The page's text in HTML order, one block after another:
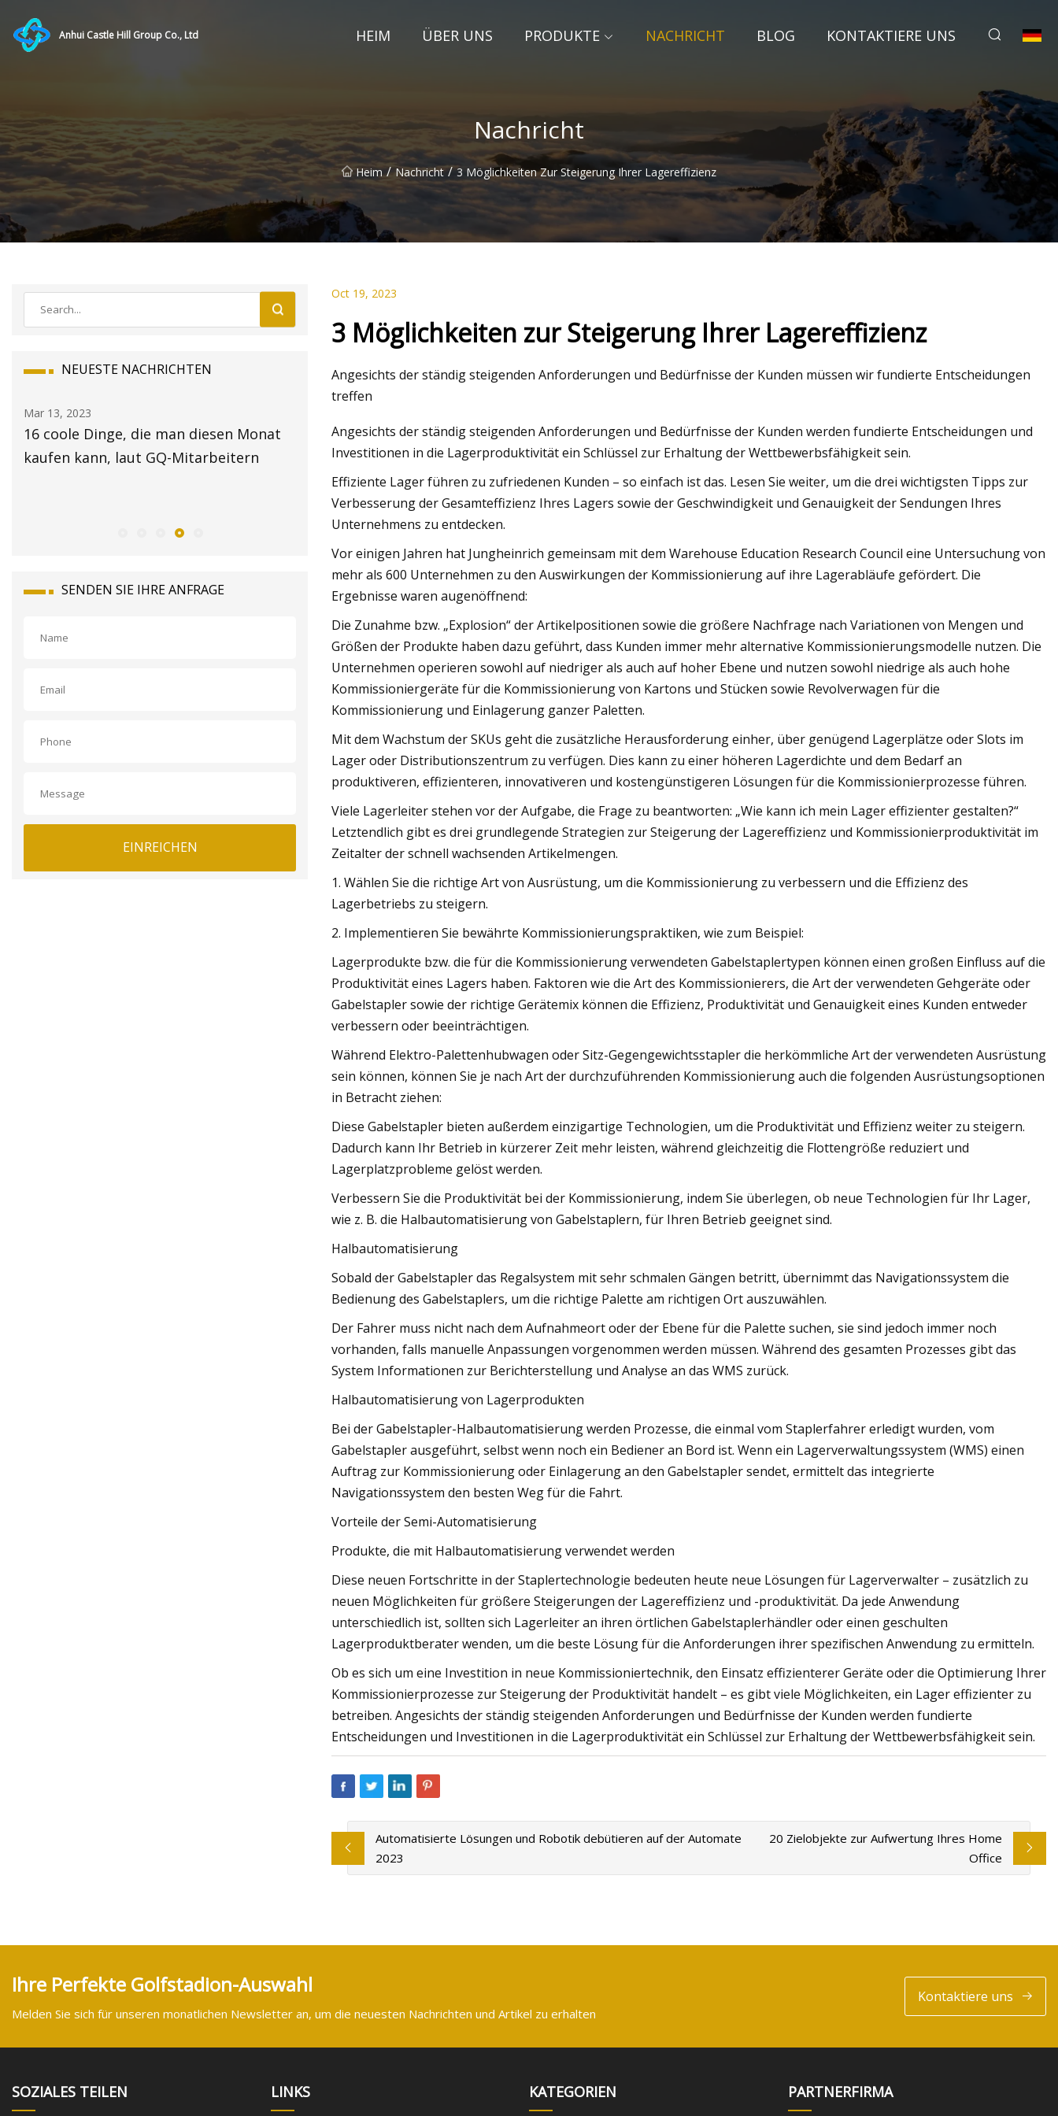
Anhui Castle Hill Group Co., Ltd HEIM ÜBER UNS PRODUKTE NACHRICHT BLOG KONTAKTIERE UNS
Nachricht
Heim / Nachricht / 3 Möglichkeiten Zur Steigerung Ihrer Lagereffizienz
NEUESTE NACHRICHTEN
13, 2023
coole Dinge, die man diesen Monat
kann, laut GQ-Mitarbeitern
Inspektionsberichte aus Montgomery
County: Kakerlaken auf Leimfalle
gefunden, Kisten mit Lebensmitteln auf
dem Boden gefunden,
Thom Nickels: Die seltsame Welt der
Signierstunden in Philadelphia
SENDEN SIE IHRE ANFRAGE
EINREICHEN
Oct 19, 2023
3 Möglichkeiten zur Steigerung Ihrer Lagereffizienz
Angesichts der ständig steigenden Anforderungen und Bedürfnisse der Kunden müssen wir fundierte Entscheidungen
treffen
Angesichts der ständig steigenden Anforderungen und Bedürfnisse der Kunden werden fundierte Entscheidungen und
Investitionen in die Lagerproduktivität ein Schlüssel zur Erhaltung der Wettbewerbsfähigkeit sein.
Effiziente Lager führen zu zufriedenen Kunden – so einfach ist das. Lesen Sie weiter, um die drei wichtigsten Tipps zur
Verbesserung der Gesamteffizienz Ihres Lagers sowie der Geschwindigkeit und Genauigkeit der Sendungen Ihres
Unternehmens zu entdecken.
Vor einigen Jahren hat Jungheinrich gemeinsam mit dem Warehouse Education Research Council eine Untersuchung von
mehr als 600 Unternehmen zu den Auswirkungen der Kommissionierung auf ihre Lagerabläufe gefördert. Die
Ergebnisse waren augenöffnend:
Die Zunahme bzw. „Explosion“ der Artikelpositionen sowie die größere Nachfrage nach Variationen von Mengen und
Größen der Produkte haben dazu geführt, dass Kunden immer mehr alternative Kommissionierungsmodelle nutzen. Die
Unternehmen operieren sowohl auf niedriger als auch auf hoher Ebene und nutzen sowohl niedrige als auch hohe
Kommissioniergeräte für die Kommissionierung von Kartons und Stücken sowie Revolverwagen für die
Kommissionierung und Einlagerung ganzer Paletten.
Mit dem Wachstum der SKUs geht die zusätzliche Herausforderung einher, über genügend Lagerplätze oder Slots im
Lager oder Distributionszentrum zu verfügen. Dies kann zu einer höheren Lagerdichte und dem Bedarf an
produktiveren, effizienteren, innovativeren und kostengünstigeren Lösungen für die Kommissionierprozesse führen.
Viele Lagerleiter stehen vor der Aufgabe, die Frage zu beantworten: „Wie kann ich mein Lager effizienter gestalten?“
Letztendlich gibt es drei grundlegende Strategien zur Steigerung der Lagereffizienz und Kommissionierproduktivität im
Zeitalter der schnell wachsenden Artikelmengen.
1. Wählen Sie die richtige Art von Ausrüstung, um die Kommissionierung zu verbessern und die Effizienz des
Lagerbetriebs zu steigern.
2. Implementieren Sie bewährte Kommissionierungspraktiken, wie zum Beispiel:
Lagerprodukte bzw. die für die Kommissionierung verwendeten Gabelstaplertypen können einen großen Einfluss auf die
Produktivität eines Lagers haben. Faktoren wie die Art des Kommissionierers, die Art der verwendeten Gehgeräte oder
Gabelstapler sowie der richtige Gerätemix können die Effizienz, Produktivität und Genauigkeit eines Kunden entweder
verbessern oder beeinträchtigen.
Während Elektro-Palettenhubwagen oder Sitz-Gegengewichtsstapler die herkömmliche Art der verwendeten Ausrüstung
sein können, können Sie je nach Art der durchzuführenden Kommissionierung auch die folgenden Ausrüstungsoptionen
in Betracht ziehen:
Diese Gabelstapler bieten außerdem einzigartige Technologien, um die Produktivität und Effizienz weiter zu steigern.
Dadurch kann Ihr Betrieb in kürzerer Zeit mehr leisten, während gleichzeitig die Flottengröße reduziert und
Lagerplatzprobleme gelöst werden.
Verbessern Sie die Produktivität bei der Kommissionierung, indem Sie überlegen, ob neue Technologien für Ihr Lager,
wie z. B. die Halbautomatisierung von Gabelstaplern, für Ihren Betrieb geeignet sind.
Halbautomatisierung
Sobald der Gabelstapler das Regalsystem mit sehr schmalen Gängen betritt, übernimmt das Navigationssystem die
Bedienung des Gabelstaplers, um die richtige Palette am richtigen Ort auszuwählen.
Der Fahrer muss nicht nach dem Aufnahmeort oder der Ebene für die Palette suchen, sie sind jedoch immer noch
vorhanden, falls manuelle Anpassungen vorgenommen werden müssen. Während des gesamten Prozesses gibt das
System Informationen zur Berichterstellung und Analyse an das WMS zurück.
Halbautomatisierung von Lagerprodukten
Bei der Gabelstapler-Halbautomatisierung werden Prozesse, die einmal vom Staplerfahrer erledigt wurden, vom
Gabelstapler ausgeführt, selbst wenn noch ein Bediener an Bord ist. Wenn ein Lagerverwaltungssystem (WMS) einen
Auftrag zur Kommissionierung oder Einlagerung an den Gabelstapler sendet, ermittelt das integrierte
Navigationssystem den besten Weg für die Fahrt.
Vorteile der Semi-Automatisierung
Produkte, die mit Halbautomatisierung verwendet werden
Diese neuen Fortschritte in der Staplertechnologie bedeuten heute neue Lösungen für Lagerverwalter – zusätzlich zu
neuen Möglichkeiten für größere Steigerungen der Lagereffizienz und -produktivität. Da jede Anwendung
unterschiedlich ist, sollten sich Lagerleiter an ihren örtlichen Gabelstaplerhändler oder einen geschulten
Lagerproduktberater wenden, um die beste Lösung für die Anforderungen ihrer spezifischen Anwendung zu ermitteln.
Ob es sich um eine Investition in neue Kommissioniertechnik, den Einsatz effizienterer Geräte oder die Optimierung Ihrer
Kommissionierprozesse zur Steigerung der Produktivität handelt – es gibt viele Möglichkeiten, ein Lager effizienter zu
betreiben. Angesichts der ständig steigenden Anforderungen und Bedürfnisse der Kunden werden fundierte
Entscheidungen und Investitionen in die Lagerproduktivität ein Schlüssel zur Erhaltung der Wettbewerbsfähigkeit sein.
Automatisierte Lösungen und Robotik debütieren auf der Automate
2023
20 Zielobjekte zur Aufwertung Ihres Home
Office
Ihre Perfekte Golfstadion-Auswahl
Melden Sie sich für unseren monatlichen Newsletter an, um die neuesten Nachrichten und Artikel zu erhalten
Kontaktiere uns
SOZIALES TEILEN LINKS KATEGORIEN PARTNERFIRMA